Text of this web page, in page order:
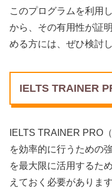
このプログラムを利用
から、その有用性が証
める方には、ぜひ検討
IELTS TRAINER
IELTS TRAINER PRO
を効率的に行うための
を最大限に活用するた
えておく必要があります